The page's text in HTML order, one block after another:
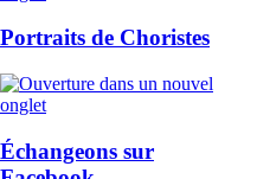
Portraits de Choristes
Échangeons sur